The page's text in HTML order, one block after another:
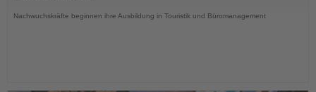
Nachwuchskräfte beginnen ihre Ausbildung in Touristik und Büromanagement